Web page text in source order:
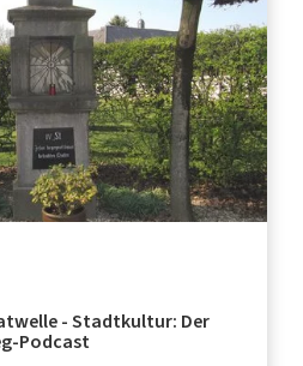
- Stadtkultur: Der
Podcast